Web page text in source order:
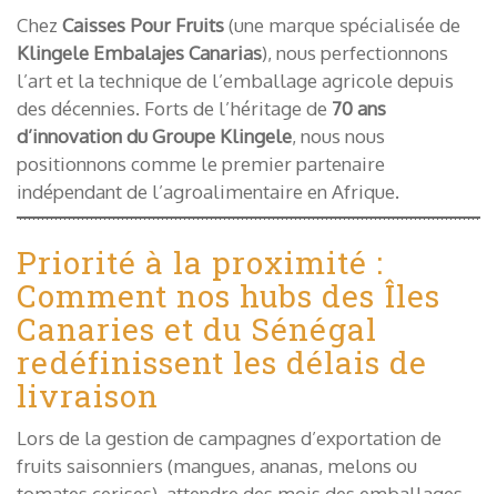
Chez Caisses Pour Fruits(une marque spécialisée de
Klingele Embalajes Canarias), nous perfectionnons
l’art et la technique de l’emballage agricole depuis
des décennies. Forts de l’héritage de 70 ans
d’innovation du Groupe Klingele, nous nous
positionnons comme le premier partenaire
indépendant de l’agroalimentaire en Afrique.
Priorité à la proximité :
Comment nos hubs des Îles
Canaries et du Sénégal
redéfinissent les délais de
livraison
Lors de la gestion de campagnes d’exportation de
fruits saisonniers (mangues, ananas, melons ou